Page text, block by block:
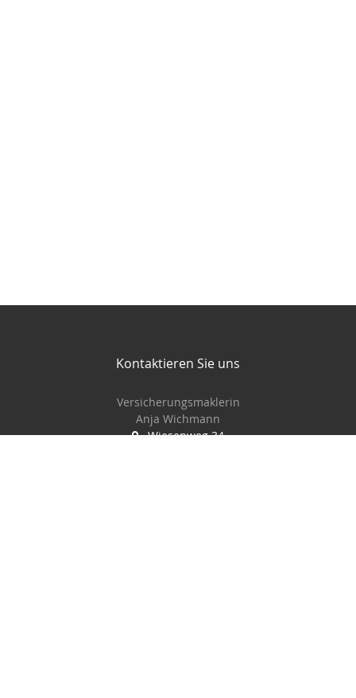
Kontaktieren Sie uns
Versicherungsmaklerin
Anja Wichmann
Wiesenweg 34